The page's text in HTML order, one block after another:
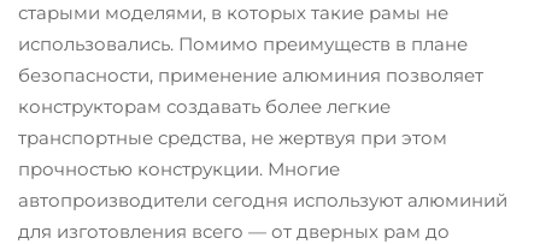
старыми моделями, в которых такие рамы не
использовались. Помимо преимуществ в плане
безопасности, применение алюминия позволяет
конструкторам создавать более легкие
транспортные средства, не жертвуя при этом
прочностью конструкции. Многие
автопроизводители сегодня используют алюминий
для изготовления всего — от дверных рам до